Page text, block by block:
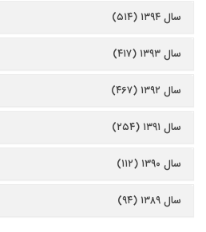
سال ۱۳۹۴ (۵۱۴)
سال ۱۳۹۳ (۴۱۷)
سال ۱۳۹۲ (۴۶۷)
سال ۱۳۹۱ (۲۵۴)
سال ۱۳۹۰ (۱۱۲)
سال ۱۳۸۹ (۹۴)